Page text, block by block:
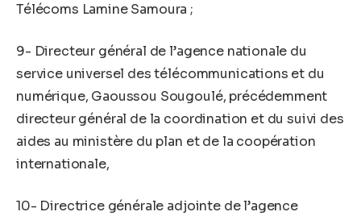
Télécoms Lamine Samoura ;
9- Directeur général de l’agence nationale du
service universel des télécommunications et du
numérique, Gaoussou Sougoulé, précédemment
directeur général de la coordination et du suivi des
aides au ministère du plan et de la coopération
internationale,
10- Directrice générale adjointe de l’agence